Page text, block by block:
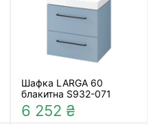
Шафка LARGA 60
блакитна S932-071
6 252 ₴